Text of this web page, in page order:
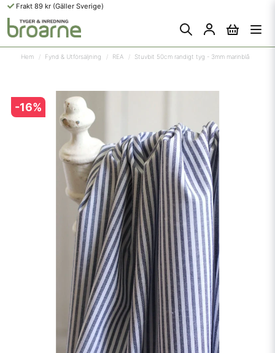
Frakt 89 kr (Gäller Sverige)
Hem Fynd & Utförsäljning REA Stuvbit 50cm randigt tyg - 3mm marinblå
-16%